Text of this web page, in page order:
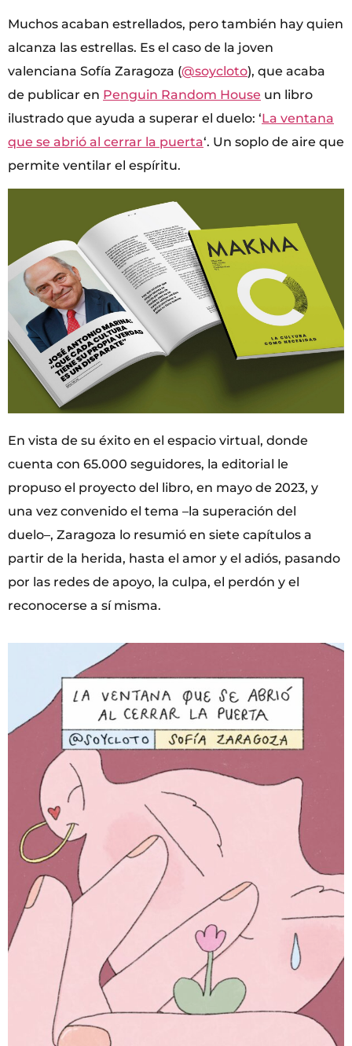
Muchos acaban estrellados, pero también hay quien
alcanza las estrellas. Es el caso de la joven
valenciana Sofía Zaragoza (@soycloto), que acaba
de publicar en Penguin Random House un libro
ilustrado que ayuda a superar el duelo: ‘La ventana
que se abrió al cerrar la puerta‘. Un soplo de aire que
permite ventilar el espíritu.
En vista de su éxito en el espacio virtual, donde
cuenta con 65.000 seguidores, la editorial le
propuso el proyecto del libro, en mayo de 2023, y
una vez convenido el tema –la superación del
duelo–, Zaragoza lo resumió en siete capítulos a
partir de la herida, hasta el amor y el adiós, pasando
por las redes de apoyo, la culpa, el perdón y el
reconocerse a sí misma.